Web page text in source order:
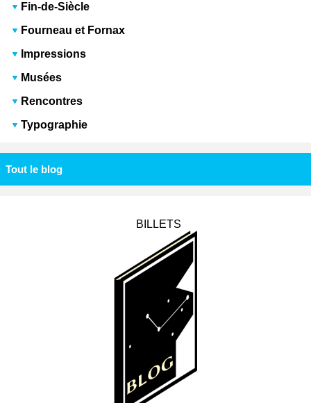
Fin-de-Siècle
Fourneau et Fornax
Impressions
Musées
Rencontres
Typographie
Tout le blog
BILLETS